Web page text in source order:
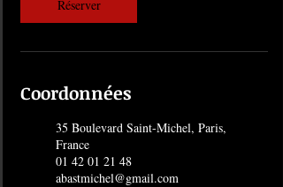
Réserver
Coordonnées
35 Boulevard Saint-Michel, Paris,
France
01 42 01 21 48
abastmichel@gmail.com